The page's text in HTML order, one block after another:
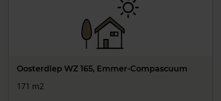
Oosterdiep WZ 165, Emmer-Compascuum
171 m2